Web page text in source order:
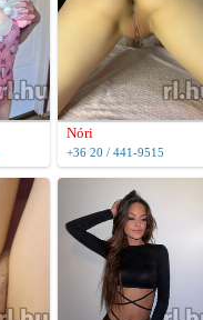
Nóri
+36 20 / 441-9515